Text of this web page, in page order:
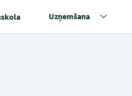
Uzņemšana